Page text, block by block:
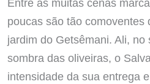
Entre as muitas cenas
poucas são tão comoventes
jardim do Getsêmani. Ali,
sombra das oliveiras, o
intensidade da sua entrega